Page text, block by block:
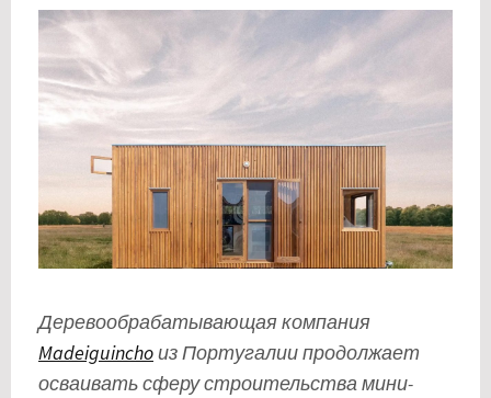
Деревообрабатывающая компания
Madeiguinchoиз Португалии продолжает
осваивать сферу строительства мини-